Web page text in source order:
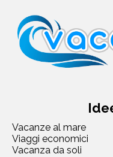
Vacanze al mare
Viaggi economici
Vacanza da soli